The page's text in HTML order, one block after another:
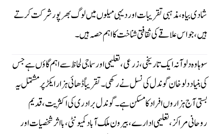
شادی بیاہ، مذہبی تقریبات اور دیہی میلوں میں لوگ بھرپور شرکت کرتے
ہیں، جو اس علاقے کی ثقافتی شناخت کا اہم حصہ ہیں۔
سوہاوہ دلوآنہ ایک تاریخی، زرعی، تعلیمی اور سماجی لحاظ سے اہم گاؤں ہے جس
کی بنیاد دلو خان گوندل کی نسل نے رکھی۔ تقریباً ڈھائی ہزار ایکڑ پر مشتمل یہ
بستی آج ہزاروں افراد کا مسکن ہے۔ گوندل برادری کی اکثریت، قدیم
روحانی مراکز، تعلیمی ادارے، بیرون ملک آباد کمیونٹی، بااثر شخصیات اور